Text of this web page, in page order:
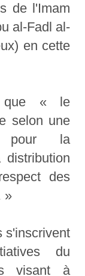
de l'Imam
al-Fadl al-
en cette
que « le
selon une
pour la
des
»
s'inscrivent
du
visant à